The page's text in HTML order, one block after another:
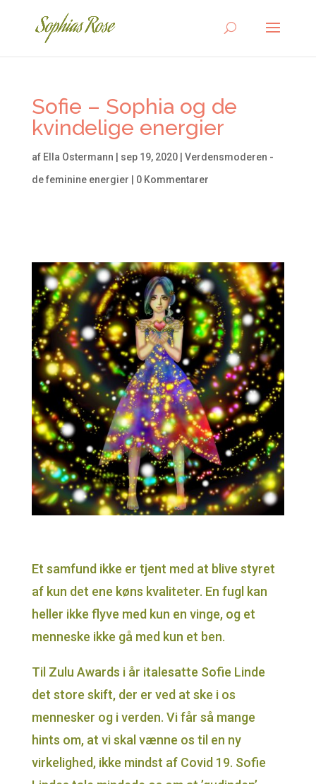
Sofie – Sophia og de
kvindelige energier
af Ella Ostermann sep 19, 2020| Verdensmoderen -
de feminine energier
0 Kommentarer
Et samfund ikke er tjent med at blive styret
af kun det ene køns kvaliteter. En fugl kan
heller ikke flyve med kun en vinge, og et
menneske ikke gå med kun et ben.
Til Zulu Awards i år italesatte Sofie Linde
det store skift, der er ved at ske i os
mennesker og i verden. Vi får så mange
hints om, at vi skal vænne os til en ny
virkelighed, ikke mindst af Covid 19. Sofie